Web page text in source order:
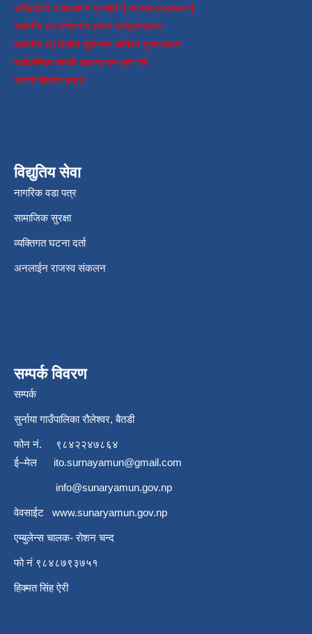
संचितकोष व्यवस्थापन प्रणाली [ राजस्व सङ्कलन]
स्थानीय तह संस्थागत क्षमता स्वमूल्याङ्कन
स्थानीय तह वित्तीय सुशासन जोखिम मूल्याङ्कन
सार्वजनिक सम्पति व्यवस्थापन प्रणालि
सम्पति विवरण इन्ट्र
विद्युतिय सेवा
नागरिक वडा पत्र
सामाजिक सुरक्षा
व्यक्तिगत घटना दर्ता
अनलाईन राजस्व संकलन
सम्पर्क विवरण
सम्पर्क
सुर्नाया गाउँपालिका रौलेश्वर, बैतडी
फोन नं.
९८४२२४७८६४
ई–मेल ito.surnayamun@gmail.com
info@sunaryamun.gov.np
वेवसाईट www.sunaryamun.gov.np
एम्बुलेन्स चालक- रोशन चन्द
फो नं ९८४८७९३७५१
हिक्मत सिंह ऐरी